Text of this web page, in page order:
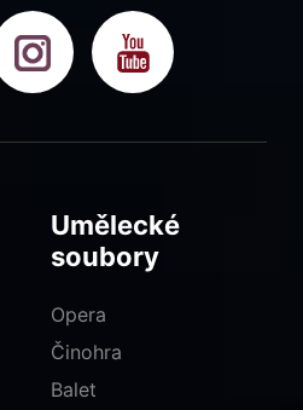
Umělecké
soubory
Opera
Činohra
Balet